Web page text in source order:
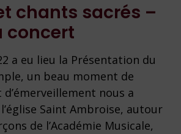
chants sacrés –
concert
a eu lieu la Présentation du
un beau moment de
nous a
Saint Ambroise, autour
de l’Académie Musicale,